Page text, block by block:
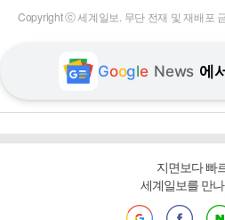
Copyright ⓒ 세계일보. 무단 전재 및 재배포
Google News 에
지면보다 빠
세계일보를 만